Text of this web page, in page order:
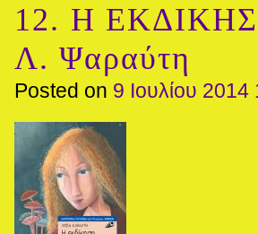
12. Η
Λ. Ψαραύτη
Posted on 9 Ιουλίου 2014